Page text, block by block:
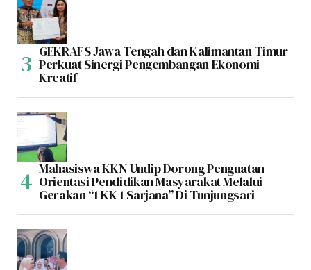
GEKRAFS Jawa Tengah dan Kalimantan Timur
Perkuat Sinergi Pengembangan Ekonomi
Kreatif
Mahasiswa KKN Undip Dorong Penguatan
Orientasi Pendidikan Masyarakat Melalui
Gerakan “1 KK 1 Sarjana” Di Tunjungsari